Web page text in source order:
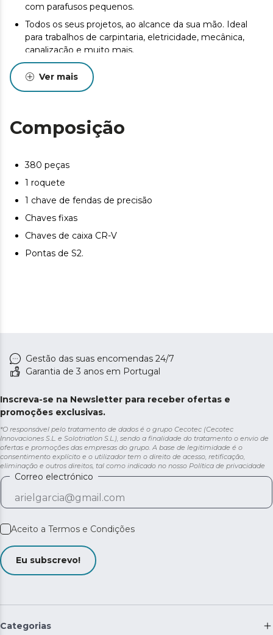
com parafusos pequenos.
Todos os seus projetos, ao alcance da sua mão. Ideal
para trabalhos de carpintaria, eletricidade, mecânica,
canalização e muito mais.
Segurança e organização garantidas. Mala rígida de
alumínio com compartimentos internos para proteger
as ferramentas de impactos e humidade, facilitando o
Leve-a para todo o lado. Dimensões ideais para o seu
veículo ou oficina: 37 cm x 13,5 cm x 27,5 cm.
Ver mais
Composição
380 peças
1 roquete
1 chave de fendas de precisão
Chaves fixas
Chaves de caixa CR-V
Pontas de S2.
Gestão das suas encomendas 24/7
Garantia de 3 anos em Portugal
Inscreva-se na Newsletter para receber ofertas e
promoções exclusivas.
*O responsável pelo tratamento de dados é o grupo Cecotec (Cecotec
Innovaciones S.L. e Solotriatlon S.L.), sendo a finalidade do tratamento o envio de
ofertas e promoções das empresas do grupo. A base de legitimidade é o
consentimento explícito e o utilizador tem o direito de acesso, retificação,
eliminação e outros direitos, tal como indicado no nosso Política de privacidade
Correo electrónico
Aceito a Termos e Condições
Eu subscrevo!
Categorias